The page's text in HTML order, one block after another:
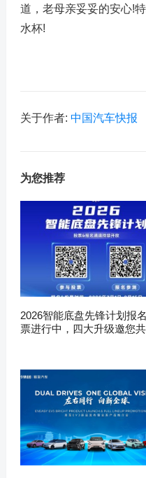
道，老母亲妥妥的安心!
水杯!
关于作者: 中国汽车快报
为您推荐
2026智能底盘先锋计划报
票进行中，四大升级邀您